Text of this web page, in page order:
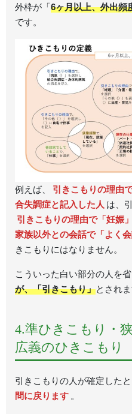
外枠が「6ヶ月以上、外出頻
です。
例えば、
引きこもりの理由
合失調症と記入した人 は、
引きこもりの理由で「妊娠
家族以外との会話で「よく
きこもりにはなりません。
こういった白い部分の人を省
が、「引きこもり」とされま
4.準ひきこもり・
広義のひきこもり
引きこもりの人が確定したと
問に戻ります 。